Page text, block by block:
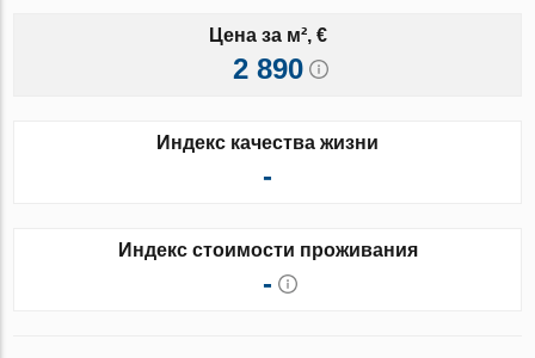
Цена за м², €
2 890
Индекс качества жизни
-
Индекс стоимости проживания
-